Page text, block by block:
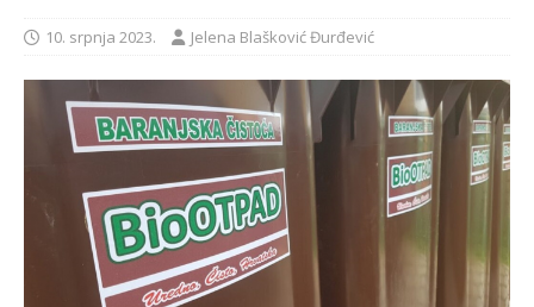
10. srpnja 2023. Jelena Blašković Đurđević